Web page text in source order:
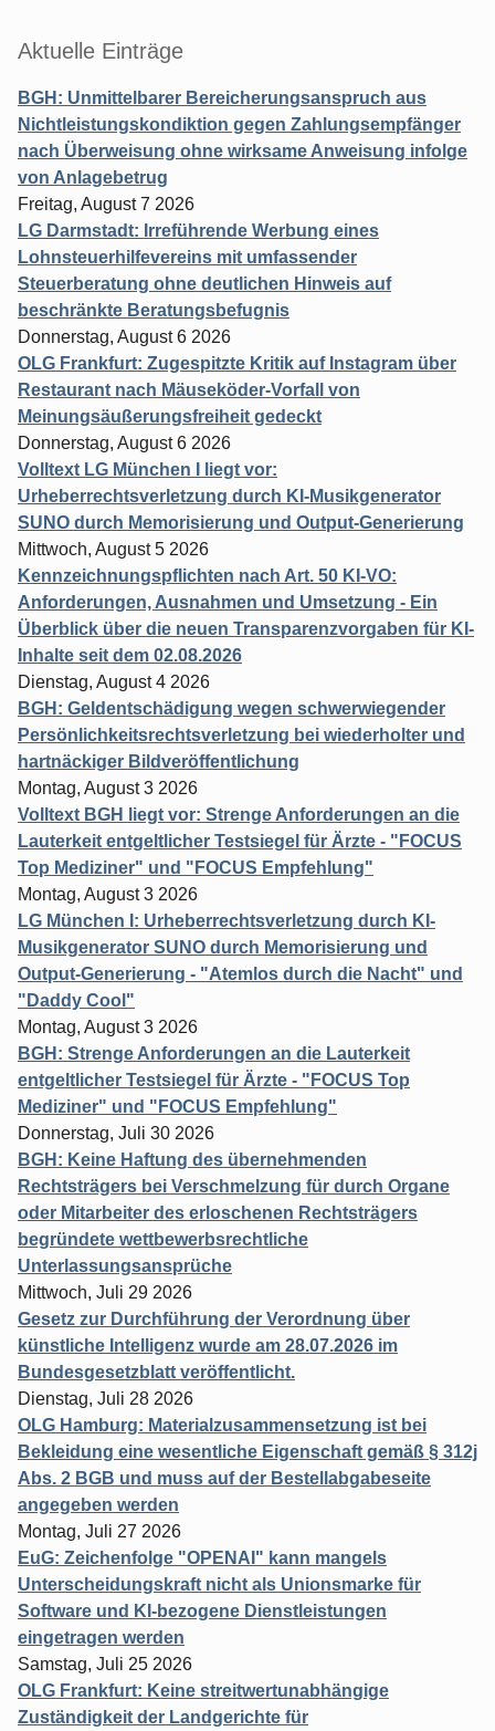
Aktuelle Einträge
BGH: Unmittelbarer Bereicherungsanspruch aus
Nichtleistungskondiktion gegen Zahlungsempfänger
nach Überweisung ohne wirksame Anweisung infolge
von Anlagebetrug
Freitag, August 7 2026
LG Darmstadt: Irreführende Werbung eines
Lohnsteuerhilfevereins mit umfassender
Steuerberatung ohne deutlichen Hinweis auf
beschränkte Beratungsbefugnis
Donnerstag, August 6 2026
OLG Frankfurt: Zugespitzte Kritik auf Instagram über
Restaurant nach Mäuseköder-Vorfall von
Meinungsäußerungsfreiheit gedeckt
Donnerstag, August 6 2026
Volltext LG München I liegt vor:
Urheberrechtsverletzung durch KI-Musikgenerator
SUNO durch Memorisierung und Output-Generierung
Mittwoch, August 5 2026
Kennzeichnungspflichten nach Art. 50 KI-VO:
Anforderungen, Ausnahmen und Umsetzung - Ein
Überblick über die neuen Transparenzvorgaben für KI-
Inhalte seit dem 02.08.2026
Dienstag, August 4 2026
BGH: Geldentschädigung wegen schwerwiegender
Persönlichkeitsrechtsverletzung bei wiederholter und
hartnäckiger Bildveröffentlichung
Montag, August 3 2026
Volltext BGH liegt vor: Strenge Anforderungen an die
Lauterkeit entgeltlicher Testsiegel für Ärzte - "FOCUS
Top Mediziner" und "FOCUS Empfehlung"
Montag, August 3 2026
LG München I: Urheberrechtsverletzung durch KI-
Musikgenerator SUNO durch Memorisierung und
Output-Generierung - "Atemlos durch die Nacht" und
"Daddy Cool"
Montag, August 3 2026
BGH: Strenge Anforderungen an die Lauterkeit
entgeltlicher Testsiegel für Ärzte - "FOCUS Top
Mediziner" und "FOCUS Empfehlung"
Donnerstag, Juli 30 2026
BGH: Keine Haftung des übernehmenden
Rechtsträgers bei Verschmelzung für durch Organe
oder Mitarbeiter des erloschenen Rechtsträgers
begründete wettbewerbsrechtliche
Unterlassungsansprüche
Mittwoch, Juli 29 2026
Gesetz zur Durchführung der Verordnung über
künstliche Intelligenz wurde am 28.07.2026 im
Bundesgesetzblatt veröffentlicht.
Dienstag, Juli 28 2026
OLG Hamburg: Materialzusammensetzung ist bei
Bekleidung eine wesentliche Eigenschaft gemäß § 312j
Abs. 2 BGB und muss auf der Bestellabgabeseite
angegeben werden
Montag, Juli 27 2026
EuG: Zeichenfolge "OPENAI" kann mangels
Unterscheidungskraft nicht als Unionsmarke für
Software und KI-bezogene Dienstleistungen
eingetragen werden
Samstag, Juli 25 2026
OLG Frankfurt: Keine streitwertunabhängige
Zuständigkeit der Landgerichte für